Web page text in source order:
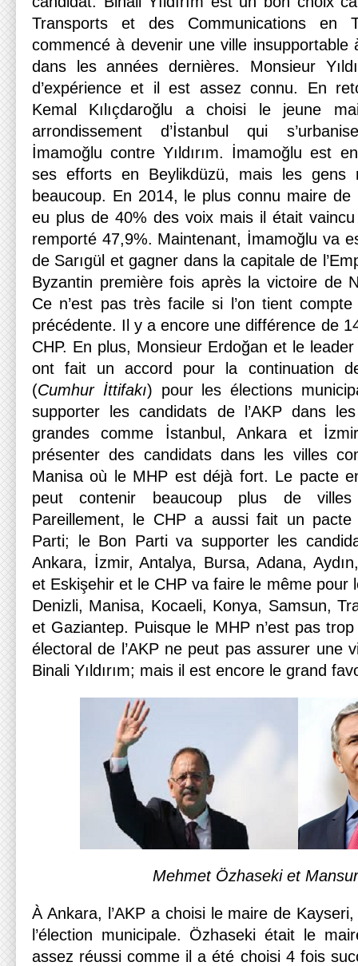
Transports et des Communications en
commencé à devenir une ville insupportable
dans les années dernières. Monsieur
d’expérience et il est assez connu. En
Kemal Kılıçdaroğlu a choisi le jeune
arrondissement d’İstanbul qui
İmamoğlu contre Yıldırım. İmamoğlu est
ses efforts en Beylikdüzü, mais les gens
beaucoup. En 2014, le plus connu maire de
eu plus de 40% des voix mais il était
remporté 47,9%. Maintenant, İmamoğlu va
de Sarıgül et gagner dans la capitale de
Byzantin première fois après la victoire de
Ce n’est pas très facile si l’on tient compte
précédente. Il y a encore une différence de
CHP. En plus, Monsieur Erdoğan et le
ont fait un accord pour la continuation
(Cumhur İttifakı) pour les élections
supporter les candidats de l’AKP dans
grandes comme İstanbul, Ankara et
présenter des candidats dans les villes
Manisa où le MHP est déjà fort. Le pacte
peut contenir beaucoup plus de
Pareillement, le CHP a aussi fait un
Parti; le Bon Parti va supporter les
Ankara, İzmir, Antalya, Bursa, Adana,
et Eskişehir et le CHP va faire le même pour
Denizli, Manisa, Kocaeli, Konya, Samsun,
et Gaziantep. Puisque le MHP n’est pas
électoral de l’AKP ne peut pas assurer une
Binali Yıldırım; mais il est encore le grand
Mehmet Özhaseki et
À Ankara, l’AKP a choisi le maire de
l’élection municipale. Özhaseki était le
assez réussi comme il a été choisi 4 fois